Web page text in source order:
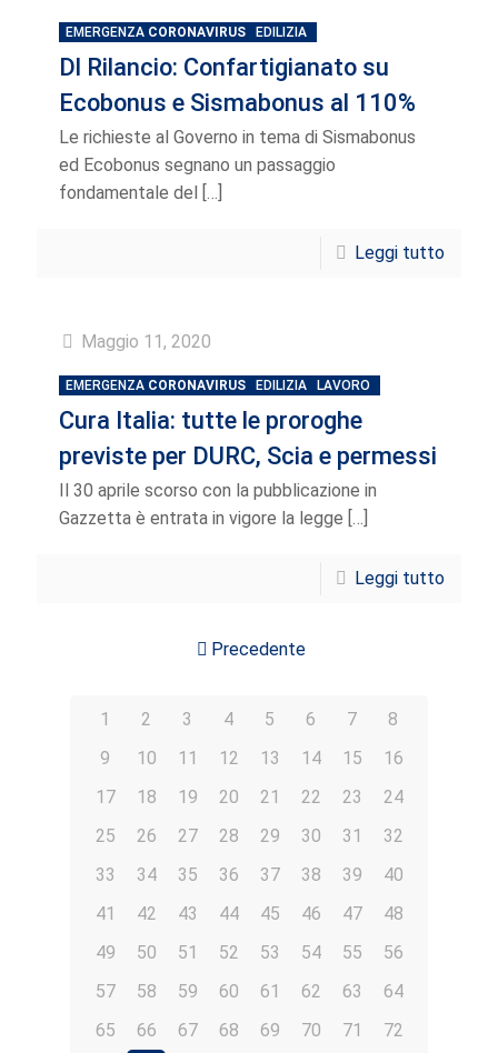
EMERGENZA CORONAVIRUS EDILIZIA
Dl Rilancio: Confartigianato su
Ecobonus e Sismabonus al 110%
Le richieste al Governo in tema di Sismabonus
ed Ecobonus segnano un passaggio
fondamentale del […]
Leggi tutto
Maggio 11, 2020
EMERGENZA CORONAVIRUS EDILIZIA LAVORO
Cura Italia: tutte le proroghe
previste per DURC, Scia e permessi
Il 30 aprile scorso con la pubblicazione in
Gazzetta è entrata in vigore la legge […]
Leggi tutto
Precedente
1 2 3 4 5 6 7
8
9
10 11 12 13 14 15
16
17
18 19 20 21 22 23
24
25
26 27 28 29 30 31
32
33
34 35 36 37 38 39
40
41
42 43 44 45 46 47
48
49
50 51 52 53 54 55
56
57
58 59 60 61 62 63
64
65
66 67 68 69 70 71
72